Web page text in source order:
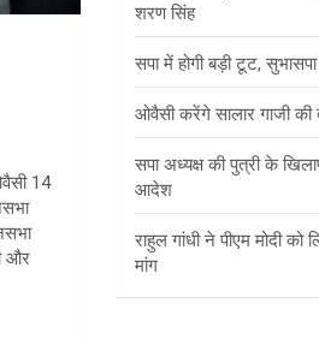
14
और
शरण सिंह
सपा में होगी बड़ी टूट,
ओवैसी करेंगे सालार गाजी
सपा अध्यक्ष की पुत्री के
आदेश
राहुल गांधी ने पीएम मोदी
मांग